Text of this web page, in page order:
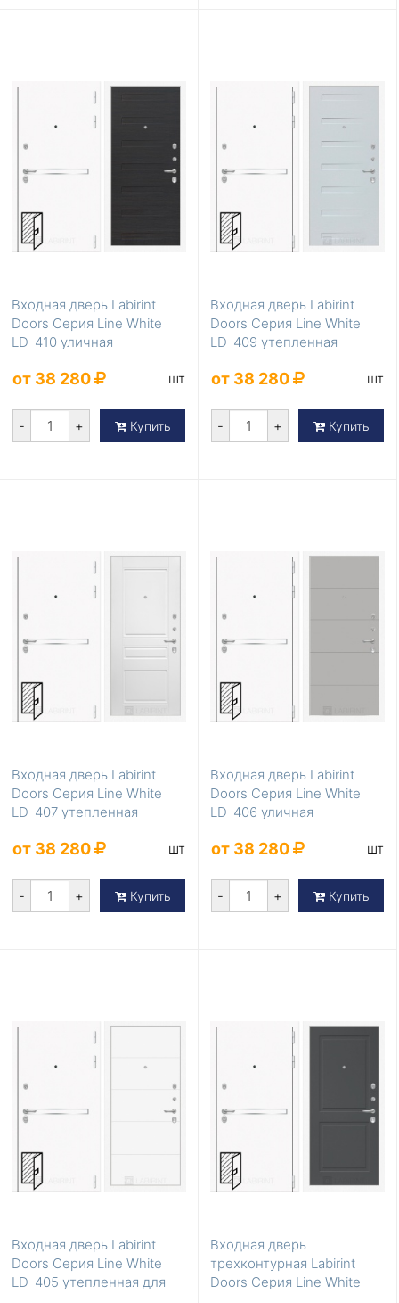
Входная дверь Labirint
Doors Серия Line White
LD-410 уличная
от 38 280 шт
- + Купить
Входная дверь Labirint
Doors Серия Line White
LD-409 утепленная
от 38 280 шт
- + Купить
Входная дверь Labirint
Doors Серия Line White
LD-407 утепленная
от 38 280 шт
- + Купить
Входная дверь Labirint
Doors Серия Line White
LD-406 уличная
от 38 280 шт
- + Купить
Входная дверь Labirint
Doors Серия Line White
LD-405 утепленная для
Входная дверь
трехконтурная Labirint
Doors Серия Line White